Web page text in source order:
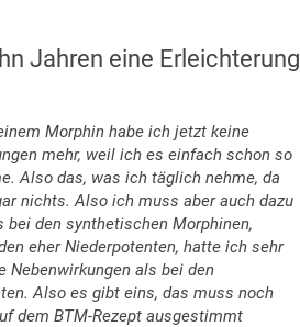
Jahren eine Erleichterung
Morphin habe ich jetzt keine
mehr, weil ich es einfach schon so
Also das, was ich täglich nehme, da
nichts. Also ich muss aber auch dazu
bei den synthetischen Morphinen,
eher Niederpotenten, hatte ich sehr
Nebenwirkungen als bei den
Also es gibt eins, das muss noch
dem BTM-Rezept ausgestimmt